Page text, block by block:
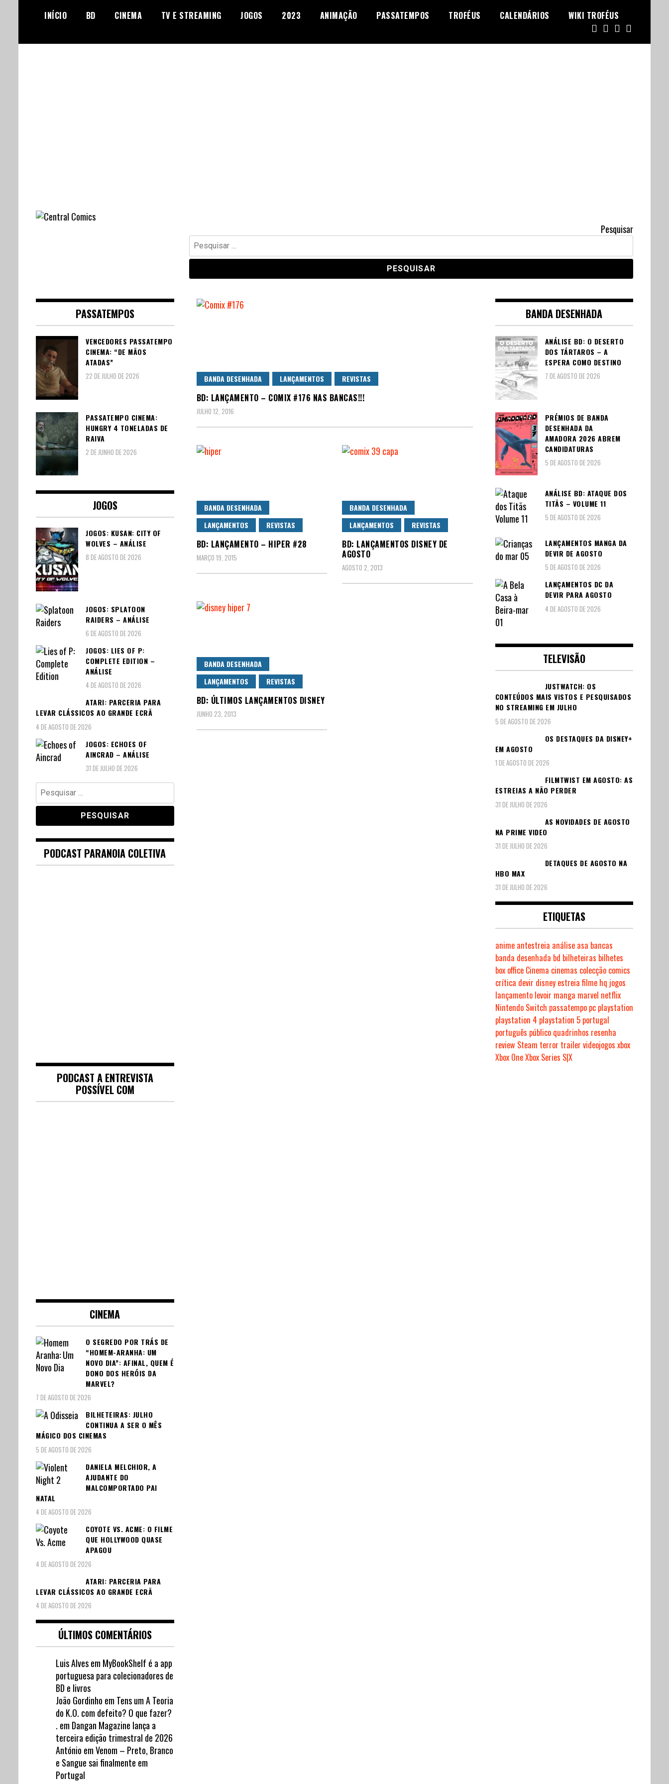
INÍCIO BD CINEMA TV E STREAMING JOGOS 2023 ANIMAÇÃO PASSATEMPOS TROFÉUS CALENDÁRIOS WIKI TROFÉUS
Pesquisar
Pesquisar
por:
BANDA DESENHADA LANÇAMENTOS REVISTAS
BD: LANÇAMENTO – COMIX #176 NAS BANCAS!!!
JULHO 12, 2016
BANDA DESENHADA
LANÇAMENTOS
REVISTAS
BD: LANÇAMENTO – HIPER #28
MARÇO 19, 2015
BANDA DESENHADA
LANÇAMENTOS
REVISTAS
BD: LANÇAMENTOS DISNEY DE
AGOSTO
AGOSTO 2, 2013
BANDA DESENHADA
LANÇAMENTOS
REVISTAS
BD: ÚLTIMOS LANÇAMENTOS DISNEY
JUNHO 23, 2013
PASSATEMPOS
VENCEDORES PASSATEMPO
CINEMA: “DE MÃOS
ATADAS”
22 DE JULHO DE 2026
PASSATEMPO CINEMA:
HUNGRY 4 TONELADAS DE
RAIVA
2 DE JUNHO DE 2026
JOGOS
JOGOS: KUSAN: CITY OF
WOLVES – ANÁLISE
8 DE AGOSTO DE 2026
JOGOS: SPLATOON
RAIDERS – ANÁLISE
6 DE AGOSTO DE 2026
JOGOS: LIES OF P:
COMPLETE EDITION –
ANÁLISE
4 DE AGOSTO DE 2026
ATARI: PARCERIA PARA
LEVAR CLÁSSICOS AO GRANDE ECRÃ
4 DE AGOSTO DE 2026
JOGOS: ECHOES OF
AINCRAD – ANÁLISE
31 DE JULHO DE 2026
Pesquisar
por:
PODCAST PARANOIA COLETIVA
PODCAST A ENTREVISTA
POSSÍVEL COM
CINEMA
O SEGREDO POR TRÁS DE
“HOMEM-ARANHA: UM
NOVO DIA”: AFINAL, QUEM É
DONO DOS HERÓIS DA
MARVEL?
7 DE AGOSTO DE 2026
BILHETEIRAS: JULHO
CONTINUA A SER O MÊS
MÁGICO DOS CINEMAS
5 DE AGOSTO DE 2026
DANIELA MELCHIOR, A
AJUDANTE DO
MALCOMPORTADO PAI
NATAL
4 DE AGOSTO DE 2026
COYOTE VS. ACME: O FILME
QUE HOLLYWOOD QUASE
APAGOU
4 DE AGOSTO DE 2026
ATARI: PARCERIA PARA
LEVAR CLÁSSICOS AO GRANDE ECRÃ
4 DE AGOSTO DE 2026
ÚLTIMOS COMENTÁRIOS
Luis Alvesem MyBookShelf é a app
portuguesa para colecionadores de
BD e livros
João Gordinho em Tens um A Teoria
do K.O. com defeito? O que fazer?
. em Dangan Magazine lança a
terceira edição trimestral de 2026
António emVenom – Preto, Branco
e Sangue sai finalmente em
Portugal
BANDA DESENHADA
ANÁLISE BD: O DESERTO
DOS TÁRTAROS – A
ESPERA COMO DESTINO
7 DE AGOSTO DE 2026
PRÉMIOS DE BANDA
DESENHADA DA
AMADORA 2026 ABREM
CANDIDATURAS
5 DE AGOSTO DE 2026
ANÁLISE BD: ATAQUE DOS
TITÃS – VOLUME 11
5 DE AGOSTO DE 2026
LANÇAMENTOS MANGA DA
DEVIR DE AGOSTO
5 DE AGOSTO DE 2026
LANÇAMENTOS DC DA
DEVIR PARA AGOSTO
4 DE AGOSTO DE 2026
TELEVISÃO
JUSTWATCH: OS
CONTEÚDOS MAIS VISTOS E PESQUISADOS
NO STREAMING EM JULHO
5 DE AGOSTO DE 2026
OS DESTAQUES DA DISNEY+
EM AGOSTO
1 DE AGOSTO DE 2026
FILMTWIST EM AGOSTO: AS
ESTREIAS A NÃO PERDER
31 DE JULHO DE 2026
AS NOVIDADES DE AGOSTO
NA PRIME VIDEO
31 DE JULHO DE 2026
DETAQUES DE AGOSTO NA
HBO MAX
31 DE JULHO DE 2026
ETIQUETAS
anime antestreia análise asa bancas
banda desenhada bd bilheteiras bilhetes
box office Cinema cinemas colecção comics
crítica devir disney estreiafilme hq jogos
lançamento levoir manga marvel netflix
Nintendo Switch passatempo pc playstation
playstation 4 playstation 5 portugal
português público quadrinhos resenha
review Steam terror trailer videojogos xbox
Xbox OneXbox Series S|X